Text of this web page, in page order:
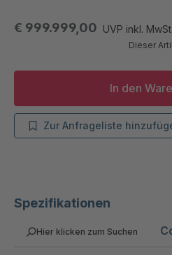
Spezifikationen
Hier klicken zum Suchen
€ 999.999,00 UVP inkl. MwSt
Dieser
In den
Zur Anfrageliste